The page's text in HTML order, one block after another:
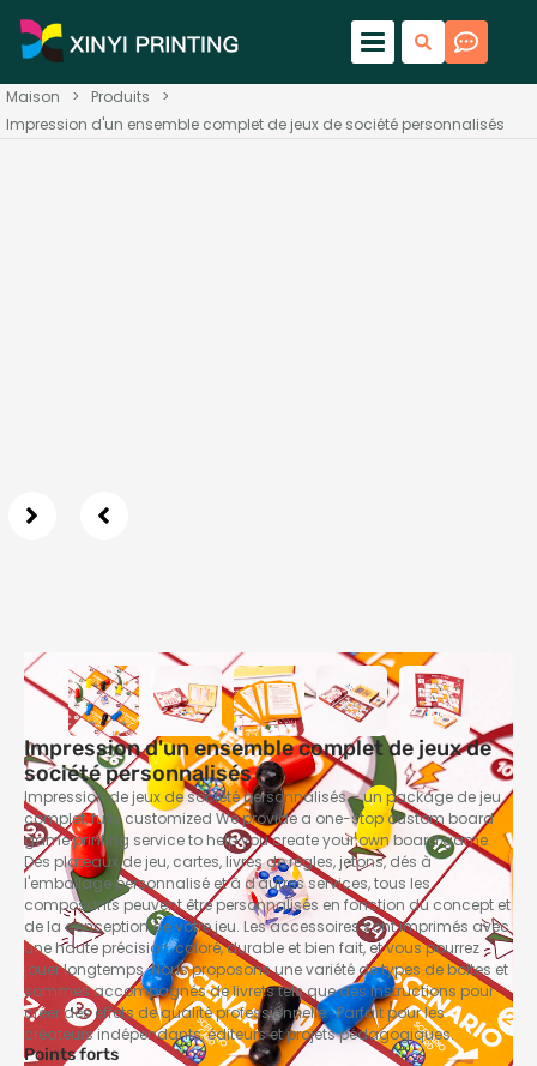
Maison > Produits
>
Impression d'un ensemble complet de jeux de société personnalisés
Impression d'un ensemble complet de jeux de
société personnalisés
Impression de jeux de société personnalisés – un package de jeu
complet,fully customized We provide a one-stop custom board
game printing service to help you create your own board game.
Des plateaux de jeu, cartes, livres de règles, jetons, dés à
l'emballage personnalisé et à d'autres services, tous les
composants peuvent être personnalisés en fonction du concept et
de la conception de votre jeu. Les accessoires sont imprimés avec
une haute précision, coloré, durable et bien fait, et vous pourrez
jouer longtemps. Nous proposons une variété de types de boîtes et
sommes accompagnés de livrets tels que des instructions pour
créer des effets de qualité professionnelle.. Parfait pour les
créateurs indépendants, éditeurs et projets pédagogiques.
Points forts